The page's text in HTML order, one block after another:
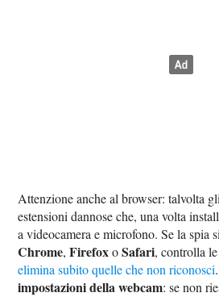
Attenzione anche al browser: talvolta
estensioni dannose che, una volta
a videocamera e microfono. Se la spia
Chrome,FirefoxoSafari, controlla
elimina subito quelle che non riconosci
impostazioni della webcam: se non